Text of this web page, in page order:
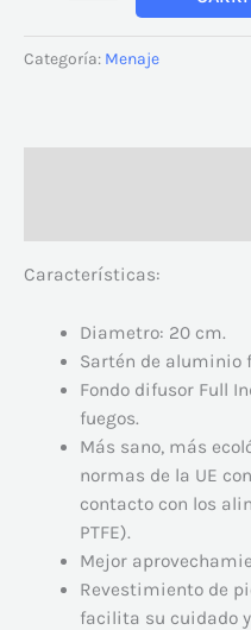
Categoría: Menaje
Características:
Diametro: 20 cm.
Sartén de aluminio
Fondo difusor Full
fuegos.
Más sano, más
normas de la UE
contacto con los
PTFE).
Mejor
Revestimiento de
facilita su cuidado